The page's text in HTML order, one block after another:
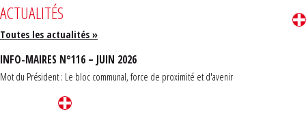
ACTUALITÉS
Toutes les actualités »
INFO-MAIRES N°116 – JUIN 2026
Mot du Président : Le bloc communal, force de proximité et d'avenir